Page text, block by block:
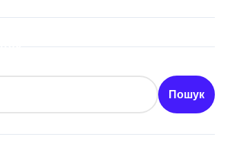
Пошук